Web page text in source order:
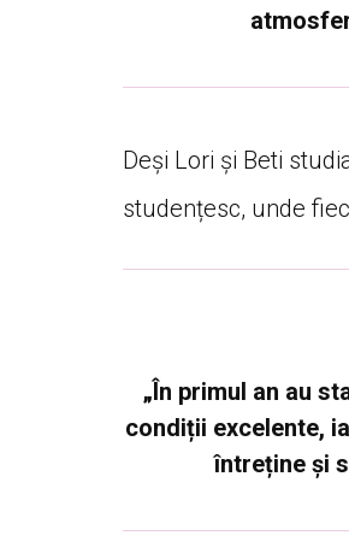
Deși Lori și Beti
studențesc, unde
„În primul an au
condiții excelente,
întreține și